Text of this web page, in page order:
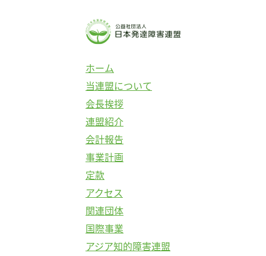
ホーム
当連盟について
会長挨拶
連盟紹介
会計報告
事業計画
定款
アクセス
関連団体
国際事業
アジア知的障害連盟